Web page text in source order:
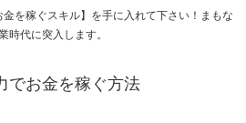
を稼ぐスキル】を手に入れて下さい！まもな
時代に突入します。
でお金を稼ぐ方法